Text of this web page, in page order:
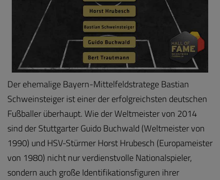
Der ehemalige Bayern-Mittelfeldstratege Bastian
Schweinsteiger ist einer der erfolgreichsten deutschen
Fußballer überhaupt. Wie der Weltmeister von 2014
sind der Stuttgarter Guido Buchwald (Weltmeister von
1990) und HSV-Stürmer Horst Hrubesch (Europameister
von 1980) nicht nur verdienstvolle Nationalspieler,
sondern auch große Identifikationsfiguren ihrer